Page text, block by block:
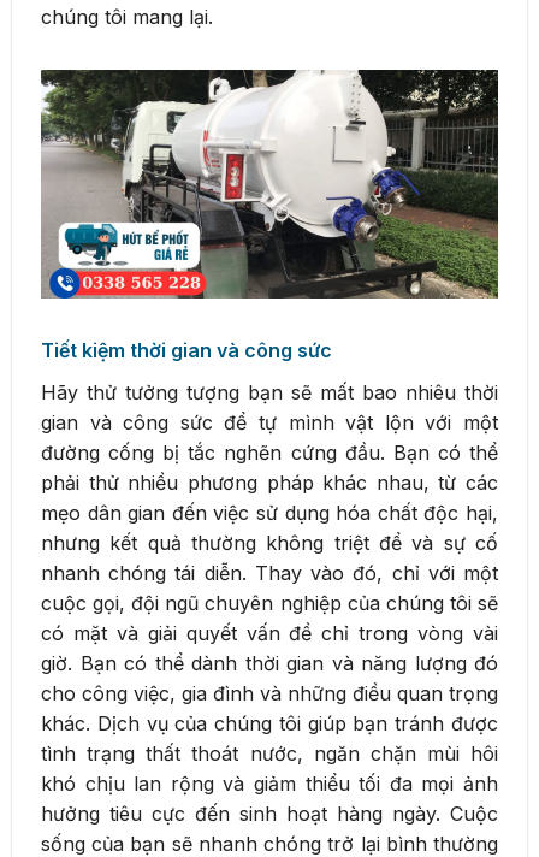
chúng tôi mang lại.
Tiết kiệm thời gian và công sức
Hãy thử tưởng tượng bạn sẽ mất bao nhiêu thời
gian và công sức để tự mình vật lộn với một
đường cống bị tắc nghẽn cứng đầu. Bạn có thể
phải thử nhiều phương pháp khác nhau, từ các
mẹo dân gian đến việc sử dụng hóa chất độc hại,
nhưng kết quả thường không triệt để và sự cố
nhanh chóng tái diễn. Thay vào đó, chỉ với một
cuộc gọi, đội ngũ chuyên nghiệp của chúng tôi sẽ
có mặt và giải quyết vấn đề chỉ trong vòng vài
giờ. Bạn có thể dành thời gian và năng lượng đó
cho công việc, gia đình và những điều quan trọng
khác. Dịch vụ của chúng tôi giúp bạn tránh được
tình trạng thất thoát nước, ngăn chặn mùi hôi
khó chịu lan rộng và giảm thiểu tối đa mọi ảnh
hưởng tiêu cực đến sinh hoạt hàng ngày. Cuộc
sống của bạn sẽ nhanh chóng trở lại bình thường